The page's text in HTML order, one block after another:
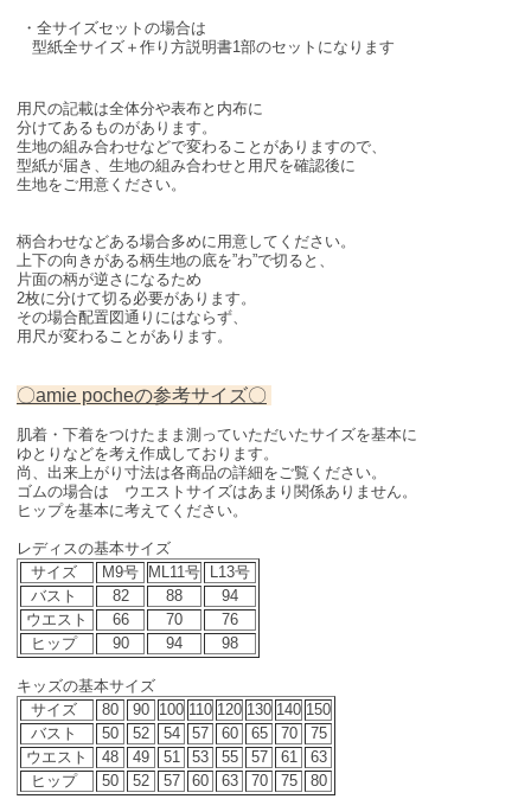
・全サイズセットの場合は
型紙全サイズ＋作り方説明書1部のセットになります
用尺の記載は全体分や表布と内布に
分けてあるものがあります。
生地の組み合わせなどで変わることがありますので、
型紙が届き、生地の組み合わせと用尺を確認後に
生地をご用意ください。
柄合わせなどある場合多めに用意してください。
上下の向きがある柄生地の底を”わ”で切ると、
片面の柄が逆さになるため
2枚に分けて切る必要があります。
その場合配置図通りにはならず、
用尺が変わることがあります。
〇amie pocheの参考サイズ〇
肌着・下着をつけたまま測っていただいたサイズを基本に
ゆとりなどを考え作成しております。
尚、出来上がり寸法は各商品の詳細をご覧ください。
ゴムの場合は ウエストサイズはあまり関係ありません。
ヒップを基本に考えてください。
レディスの基本サイズ
サイズ
M9号 ML11号 L13号
バスト
82 88
94
ウエスト
66 70
76
ヒップ
90 94 98
キッズの基本サイズ
サイズ
80 90 100 110 120 130 140 150
バスト
50 52 54 57 60 65 70
75
ウエスト
48 49 51 53 55 57 61
63
ヒップ
50 52 57 60 63 70 75 80